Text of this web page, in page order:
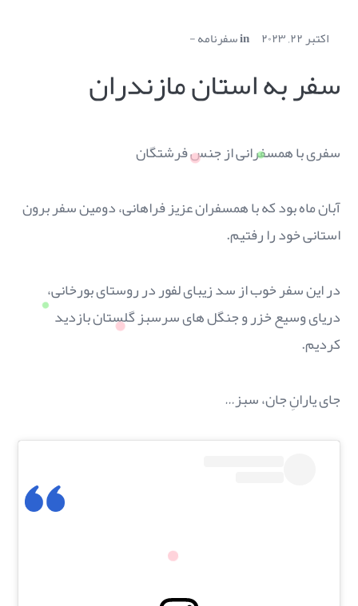
اکتبر ۲۲, ۲۰۲۳ inسفرنامه
سفر به استان مازندران
سفری با همسفرانی از جنس فرشتگان
آبان ماه بود که با همسفران عزیز فراهانی، دومین سفر برون
استانی خود را رفتیم.
در این سفر خوب از سد زیبای لفور در روستای بورخانی،
دریای وسیع خزر و جنگل های سرسبز گلستان بازدید
کردیم.
جای یارانِ جان، سبز…